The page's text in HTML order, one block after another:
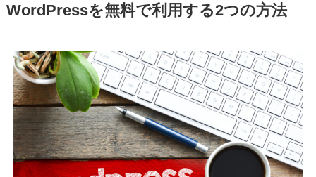
WordPressを無料で利用する2つの方法